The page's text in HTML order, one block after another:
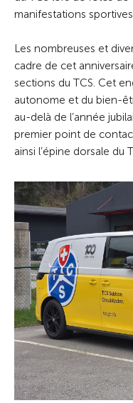
manifestations sportives.
Les nombreuses et
cadre de cet
sections du TCS. Cet
autonome et du bien-
au-delà de l’année
premier point de
ainsi l’épine dorsale du